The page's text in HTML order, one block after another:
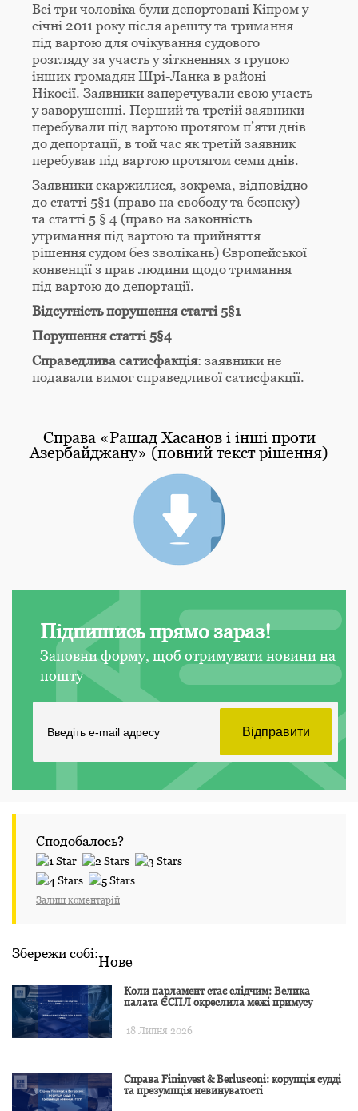
Всі три чоловіка були депортовані Кіпром у
січні 2011 року після арешту та тримання
під вартою для очікування судового
розгляду за участь у зіткненнях з групою
інших громадян Шрі-Ланка в районі
Нікосії. Заявники заперечували свою участь
у заворушенні. Перший та третій заявники
перебували під вартою протягом п’яти днів
до депортації, в той час як третій заявник
перебував під вартою протягом семи днів.
Заявники скаржилися, зокрема, відповідно
до статті 5§1 (право на свободу та безпеку)
та статті 5 § 4 (право на законність
утримання під вартою та прийняття
рішення судом без зволікань) Європейської
конвенції з прав людини щодо тримання
під вартою до депортації.
Відсутність порушення статті 5§1
Порушення статті 5§4
Справедлива сатисфакція: заявники не
подавали вимог справедливої сатисфакції.
Справа «Рашад Хасанов і інші проти
Азербайджану» (повний текст рішення)
Підпишись прямо зараз!
Заповни форму, щоб отримувати новини на
пошту
Сподобалось?
Залиш коментарій
Збережи собі:Нове
Коли парламент стає слідчим: Велика
палата ЄСПЛ окреслила межі примусу
18 Липня 2026
Справа Fininvest & Berlusconi: корупція судді
та презумпція невинуватості